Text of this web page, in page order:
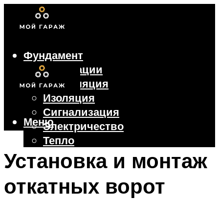
Фундамент
Коммуникации
Вентиляция
Изоляция
Сигнализация
Электричество
Тепло
Крыша
Ворота
Меню
Установка и монтаж
откатных ворот